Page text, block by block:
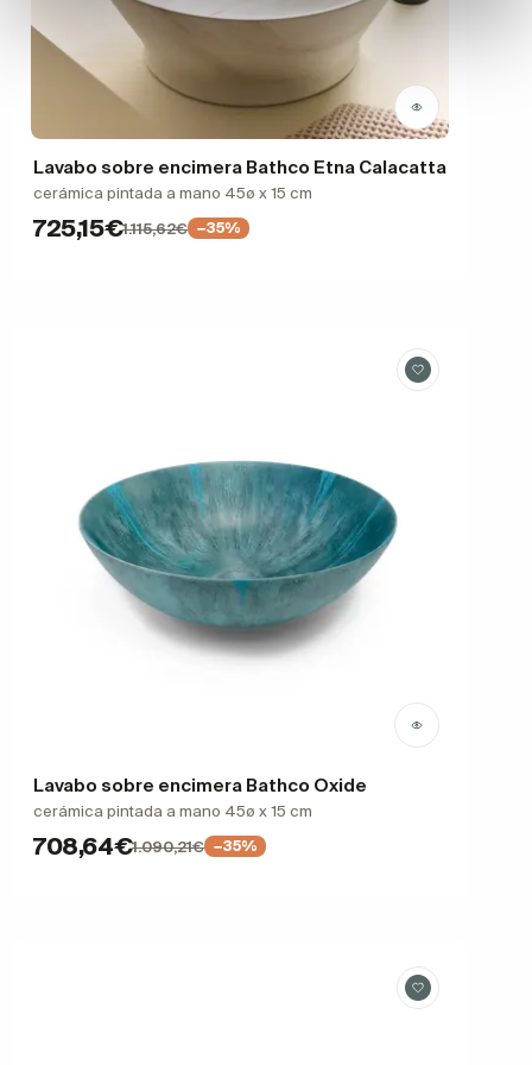
Lavabo sobre encimera Bathco Etna Calacatta
cerámica pintada a mano 45ø x 15 cm
725,15€1.115,62€ −35%
Lavabo sobre encimera Bathco Oxide
cerámica pintada a mano 45ø x 15 cm
708,64€1.090,21€ −35%